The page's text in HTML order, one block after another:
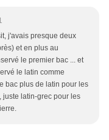
j'avais presque deux
et en plus au
le premier bac ... et
le latin comme
bac plus de latin pour les
juste latin-grec pour les